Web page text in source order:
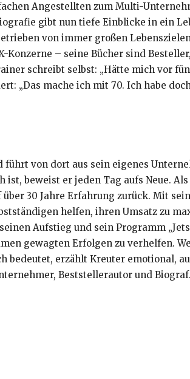
Angestellten zum Multi-
gibt nun tiefe Einblicke in ein
von immer großen
– seine Bücher sind
schreibt selbst: „Hätte mich vor
„Das mache ich mit 70. Ich habe
von dort aus sein eigenes
beweist er jeden Tag aufs Neue.
30 Jahre Erfahrung zurück. Mit
helfen, ihren Umsatz zu
Aufstieg und sein Programm
gewagten Erfolgen zu verhelfen.
bedeutet, erzählt Kreuter emotional,
Beststellerautor und